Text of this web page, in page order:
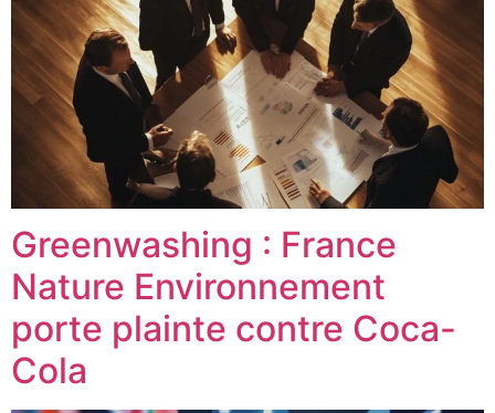
Greenwashing : France
Nature Environnement
porte plainte contre Coca-
Cola